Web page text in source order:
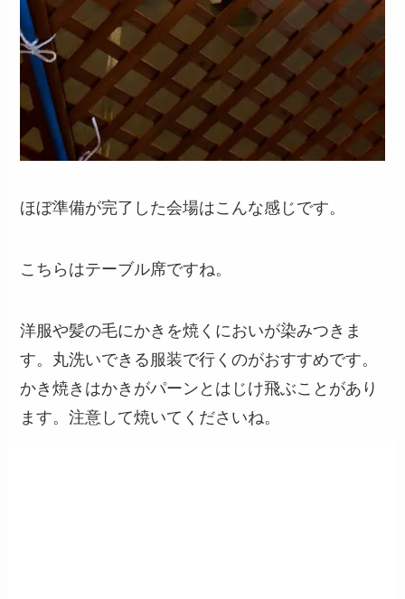
ほぼ準備が完了した会場はこんな感じです。
こちらはテーブル席ですね。
洋服や髪の毛にかきを焼くにおいが染みつきま
す。丸洗いできる服装で行くのがおすすめです。
かき焼きはかきがパーンとはじけ飛ぶことがあり
ます。注意して焼いてくださいね。